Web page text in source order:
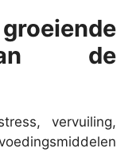
de
vervuiling,